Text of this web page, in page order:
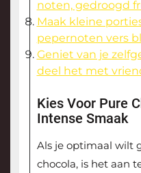
noten, gedroogd
Maak kleine
pepernoten vers
Geniet van je
deel het met
Kies Voor Pure
Intense Smaak
Als je optimaal wilt
chocola, is het aan